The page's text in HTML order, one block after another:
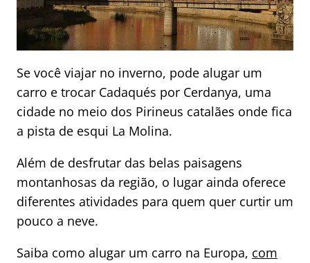
Se você viajar no inverno, pode alugar um
carro e trocar Cadaqués por Cerdanya, uma
cidade no meio dos Pirineus catalães onde fica
a pista de esqui La Molina.
Além de desfrutar das belas paisagens
montanhosas da região, o lugar ainda oferece
diferentes atividades para quem quer curtir um
pouco a neve.
Saiba como alugar um carro na Europa, com